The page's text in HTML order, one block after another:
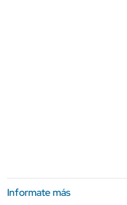
Informate más